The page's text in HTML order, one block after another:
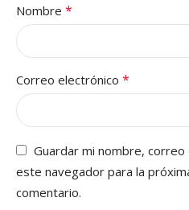
Nombre *
Correo electrónico *
Guardar mi nombre,
este navegador para la
comentario.